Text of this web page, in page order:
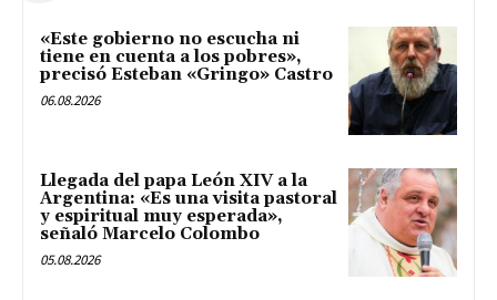
«Este gobierno no escucha ni
tiene en cuenta a los pobres»,
precisó Esteban «Gringo» Castro
06.08.2026
Llegada del papa León XIV a la
Argentina: «Es una visita pastoral
y espiritual muy esperada»,
señaló Marcelo Colombo
05.08.2026